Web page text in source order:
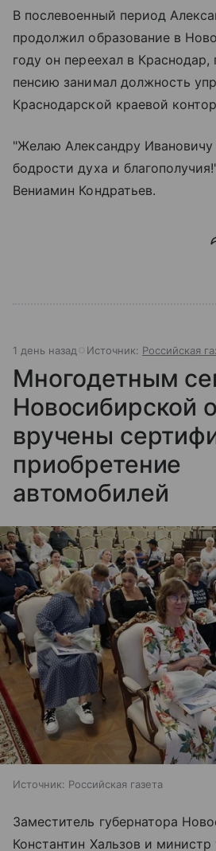
В послевоенный период
продолжил образование в
году он переехал в Краснодар,
пенсию занимал должность
Краснодарской краевой
"Желаю Александру Ивановичу
бодрости духа и
Вениамин Кондратьев.
1 день назад Источник: Российская
Многодетным
Новосибирской
вручены
приобретение
автомобилей
Источник: Российская газета
Заместитель губернатора
Константин Хальзов и министр